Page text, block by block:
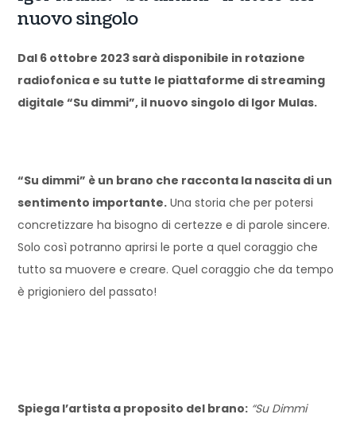
nuovo singolo
Dal 6 ottobre 2023 sarà disponibile in rotazione
radiofonica e su tutte le piattaforme di streaming
digitale “Su dimmi”, il nuovo singolo di Igor Mulas.
“Su dimmi” è un brano che racconta la nascita di un
sentimento importante. Una storia che per potersi
concretizzare ha bisogno di certezze e di parole sincere.
Solo così potranno aprirsi le porte a quel coraggio che
tutto sa muovere e creare. Quel coraggio che da tempo
è prigioniero del passato!
Spiega l’artista a proposito del brano: “Su Dimmi